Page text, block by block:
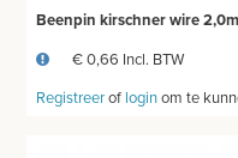
Beenpin kirschner wire
€ 0,66 Incl. BTW
Registreerof loginom te